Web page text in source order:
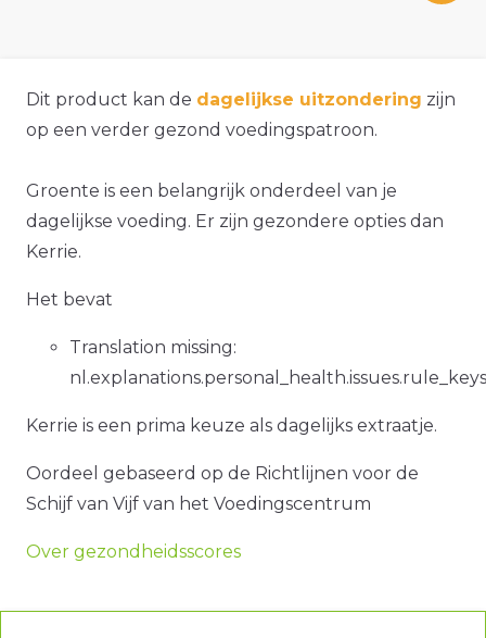
Dit product kan de dagelijkse uitzondering zijn
op een verder gezond voedingspatroon.
Groente is een belangrijk onderdeel van je
dagelijkse voeding. Er zijn gezondere opties dan
Kerrie.
Het bevat
Translation missing:
Kerrie is een prima keuze als dagelijks extraatje.
Oordeel gebaseerd op de Richtlijnen voor de
Schijf van Vijf van het Voedingscentrum
Over gezondheidsscores